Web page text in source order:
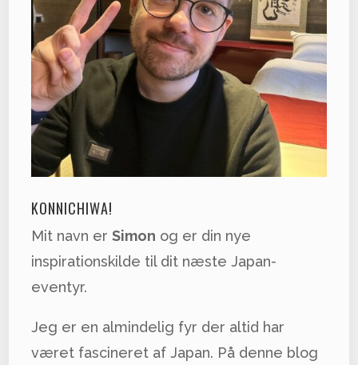
KONNICHIWA!
Mit navn erSimon og er din nye
inspirationskilde til dit næste Japan-
eventyr.
Jeg er en almindelig fyr der altid har
været fascineret af Japan. På denne blog